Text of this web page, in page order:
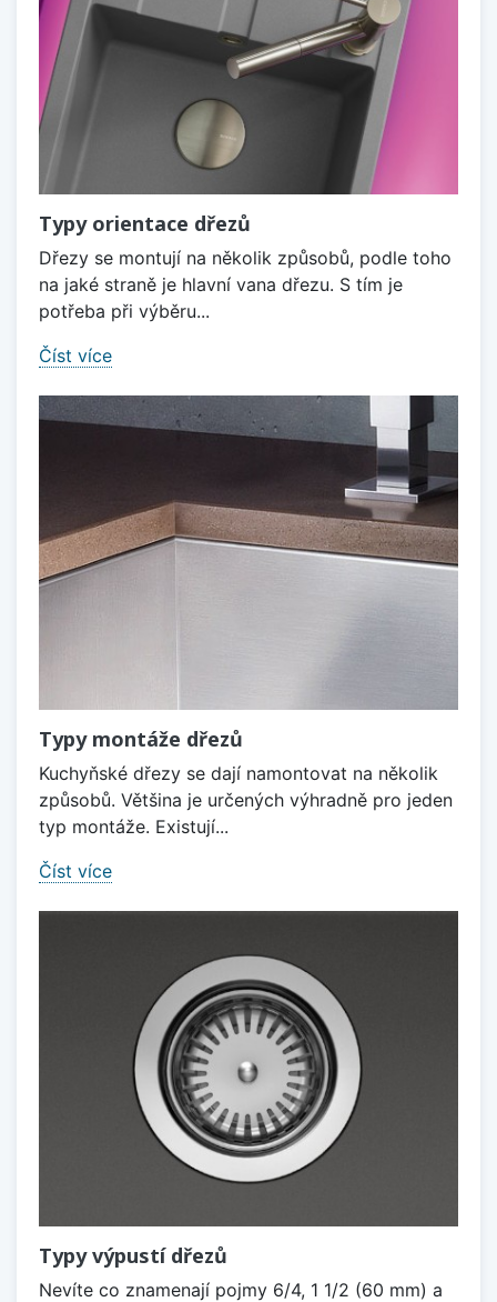
Typy orientace dřezů
Dřezy se montují na několik způsobů, podle toho
na jaké straně je hlavní vana dřezu. S tím je
potřeba při výběru...
Číst více
Typy montáže dřezů
Kuchyňské dřezy se dají namontovat na několik
způsobů. Většina je určených výhradně pro jeden
typ montáže. Existují...
Číst více
Typy výpustí dřezů
Nevíte co znamenají pojmy 6/4, 1 1/2 (60 mm) a